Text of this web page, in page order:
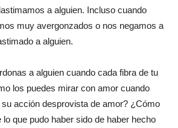
a alguien. Incluso cuando
muy avergonzados o nos negamos a
a alguien.
a alguien cuando cada fibra de tu
los puedes mirar con amor cuando
acción desprovista de amor? ¿Cómo
que pudo haber sido de haber hecho